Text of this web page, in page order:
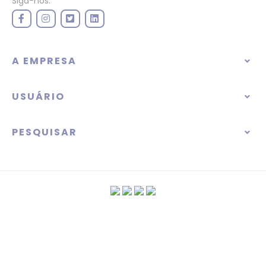
A EMPRESA
USUÁRIO
PESQUISAR